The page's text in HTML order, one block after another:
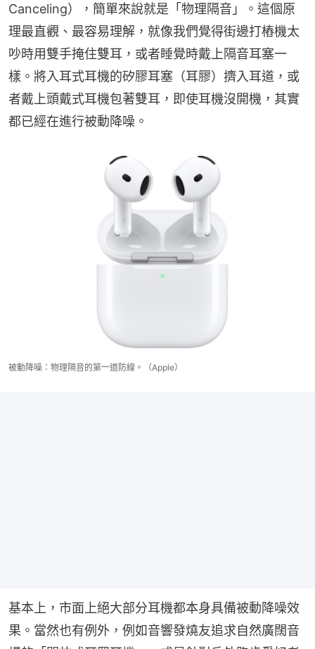
Canceling），簡單來說就是「物理隔音」。這個原
理最直觀、最容易理解，就像我們覺得街邊打樁機太
吵時用雙手掩住雙耳，或者睡覺時戴上隔音耳塞一
樣。將入耳式耳機的矽膠耳塞（耳膠）擠入耳道，或
者戴上頭戴式耳機包著雙耳，即使耳機沒開機，其實
都已經在進行被動降噪。
被動降噪：物理隔音的第一道防線。（Apple）
基本上，市面上絕大部分耳機都本身具備被動降噪效
果。當然也有例外，例如音響發燒友追求自然廣闊音